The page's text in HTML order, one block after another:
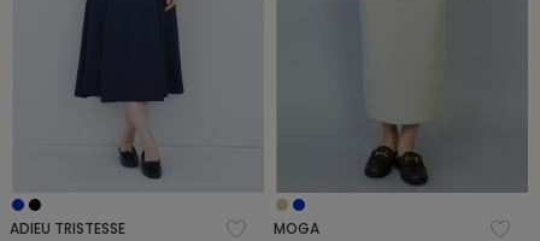
ADIEU TRISTESSE
MOGA